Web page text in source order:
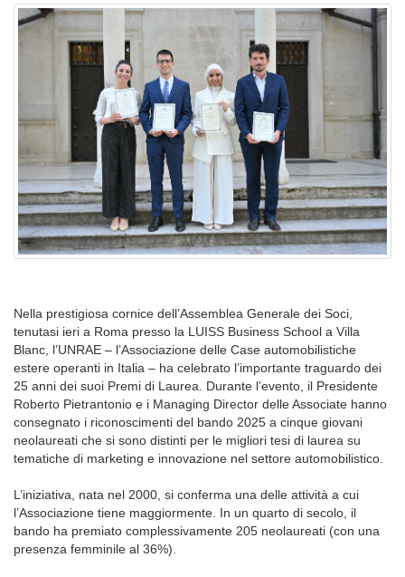
Nella prestigiosa cornice dell’Assemblea Generale dei Soci,
tenutasi ieri a Roma presso la LUISS Business School a Villa
Blanc, l’UNRAE – l’Associazione delle Case automobilistiche
estere operanti in Italia – ha celebrato l’importante traguardo dei
25 anni dei suoi Premi di Laurea. Durante l’evento, il Presidente
Roberto Pietrantonio e i Managing Director delle Associate hanno
consegnato i riconoscimenti del bando 2025 a cinque giovani
neolaureati che si sono distinti per le migliori tesi di laurea su
tematiche di marketing e innovazione nel settore automobilistico.
L’iniziativa, nata nel 2000, si conferma una delle attività a cui
l’Associazione tiene maggiormente. In un quarto di secolo, il
bando ha premiato complessivamente 205 neolaureati (con una
presenza femminile al 36%).